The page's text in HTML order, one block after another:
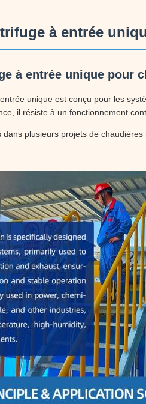
à entrée
à entrée unique pour
unique est conçu pour les
il résiste à un fonctionnement
dans plusieurs projets de